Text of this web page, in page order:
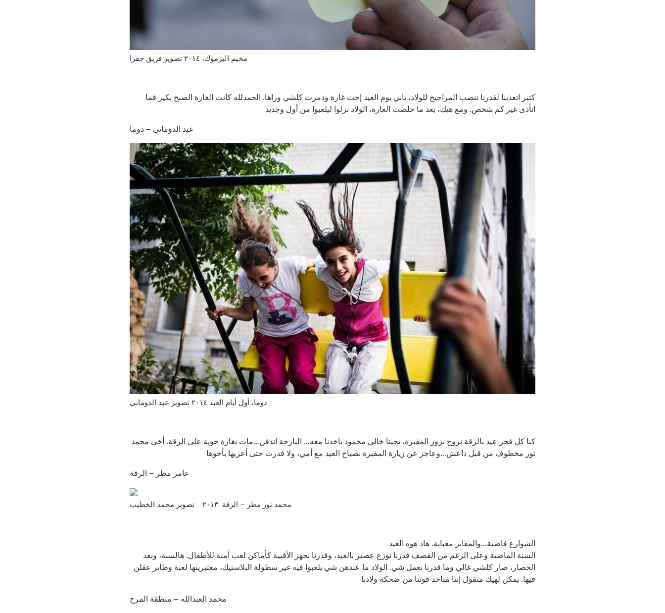
مخيم اليرموك، ٢٠١٤ تصوير فريق جفرا
كتير اتعذبنا لقدرنا ننصب المراجيح للولاد، تاني يوم العيد إجت غارة ودمرت كلشي وراها. الحمدلله كانت الغارة الصبح بكير فما
انأذى غير كم شخص. ومع هيك، بعد ما خلصت الغارة، الولاد نزلوا ليلعبوا من أول وجديد
عبد الدوماني – دوما
دوما، أول أيام العيد ٢٠١٤ تصوير عبد الدوماني
كنا كل فجر عيد بالرقة نروح نزور المقبرة، يجينا خالي محمود ياخذنا معه… البارحة اندفن…مات بغارة جوية على الرقة. أخي محمد
نور مخطوف من قبل داعش…وعاجز عن زيارة المقبرة بصباح العيد مع أمي، ولا قدرت حتى أعزيها بأخوها
عامر مطر – الرقة
محمد نور مطر – الرقة ٢٠١٣ تصوير محمد الخطيب
الشوارع فاضية…والمقابر معباية. هاد هوه العيد
السنة الماضية وعلى الرغم من القصف قدرنا نوزع عصير بالعيد، وقدرنا نجهز الأقبية كأماكن لعب آمنة للأطفال. هالسنة، وبعد
الحصار، صار كلشي غالي وما قدرنا نعمل شي. الولاد ما عندهن شي يلعبوا فيه غير سطولة البلاستيك، معتبرينها لعبة وطاير عقلن
فيها. يمكن لهيك منقول إننا مناخد قوتنا من ضحكة ولادنا
محمد العبدالله – منطقة المرج